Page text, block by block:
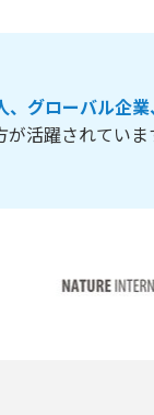
、グローバル企
活躍されていま